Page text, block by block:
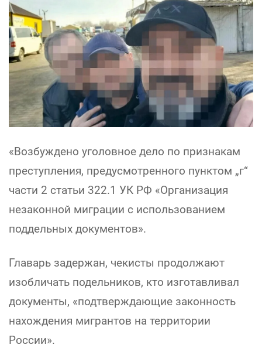
«Возбуждено уголовное дело по признакам
преступления, предусмотренного пунктом „г“
части 2 статьи 322.1 УК РФ «Организация
незаконной миграции с использованием
поддельных документов».
Главарь задержан, чекисты продолжают
изобличать подельников, кто изготавливал
документы, «подтверждающие законность
нахождения мигрантов на территории
России».